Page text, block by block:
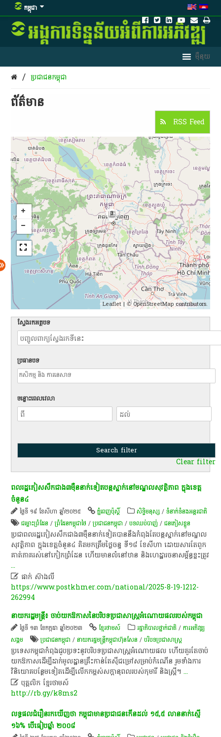
កម្ពុជា
/ ប្រជាជន​កម្ពុជា​
ព័ត៌មាន​
RSS Feed
3
Leaflet| © OpenStreetMapcontributors.
ស្វែងរកអត្ថបទ
ប្រធានបទ
ចន្លោះពេលវេលា
Clear filter
ពលរដ្ឋភៀសសឹកជាង៣ម៉ឺននាក់ទៀតបន្តស្នាក់នៅមណ្ឌលសុវត្ថិភាព ក្នុងខេត្ត
ចំនួន៤
ថ្ងៃទី ១៩ ខែសីហា ឆ្នាំ២០២៥ ភ្នំពេញប៉ុស្តិ៍ សិទ្ធិមនុស្ស /ទំនាក់ទំនងអន្តរជាតិ
ជម្លោះព្រំដែន /ព្រំដែនកម្ពុជាថៃ /ប្រជាជន​កម្ពុជា​ /បទ​ឈប់​បាញ់ /ជនភៀសខ្លួន
ប្រជាពលរដ្ឋ​ភៀស​សឹក​ជាង​៣​ម៉ឺន​នាក់​ទៀត​បាន​នឹង​កំពុង​តែ​បន្ត​ស្នាក់​នៅ​មណ្ឌល​
សុវត្ថិភាព​ ក្នុង​ខេត្ត​ចំនួន​៤​ គិត​មក​ត្រឹម​ថ្ងៃ​ចន្ទ​ ទី​១៨​ ខែសីហា​ ដោយសារ​តែ​ពួក​
គាត់​ភាគ​រស់នៅ​កៀក​ព្រំដែន​ ហើយ​មាន​លំនៅ​ឋាន​ និង​ហេដ្ឋារចនាសម្ព័ន្ធ​ខ្លះ​ត្រូវ
...
 ផាក់ ស៊ាងលី
https://www.postkhmer.com/national/2025-8-19-1212-
262994
នាយក​រដ្ឋមន្ត្រី​៖​ ចាប់​យក​ឱកាស​នៃ​បរិបទ​ប្រជាសាស្ត្រ​អំណោយផល​របស់​កម្ពុជា​
ថ្ងៃទី ១៣ ខែកក្កដា ឆ្នាំ២០២៣ ខ្មែរថាមស៍ រដ្ឋាភិបាលថ្នាក់ជាតិ /ការ​អភិវឌ្ឍ​
សង្គម
ប្រជាជន​កម្ពុជា​ /នាយករដ្ឋមន្រ្តីកម្ពុជាហ៊ុនសែន /បរិបទប្រជាសាស្រ្ត
ប្រទេស​កម្ពុជា​កំពុង​ជួប​ប្រទះ​នូវ​បរិបទ​ប្រជាសាស្ត្រ​អំណោយផល​ ហើយ​គួរតែ​ចាប់​
យក​ឱកាស​ដើម្បី​ដាក់​មូលដ្ឋាន​គ្រឹះ​កាន់តែ​ស៊ីជម្រៅ​សម្រាប់​កំណើន​ រួម​ទាំង​ការ​
វិនិយោគ​បន្ថែម​ទៀត​ដើម្បី​លើកកម្ពស់​សក្តានុពល​របស់​កុមារី​ និង​ស្ត្រី​។​...
 បុគ្គលិក​ ខ្មែរ​ថា​ម​ស៍​
http://rb.gy/k8ms2
លទ្ធផល​ជំរឿន​រកឃើញថា កម្ពុជា​មាន​ប្រជាជន​កើន​ដល់​​ ១៥,៥ ​លាន​នាក់​ស្មើ
១៦% ​បើ​ធៀប​ឆ្នាំ​ ២០០៨